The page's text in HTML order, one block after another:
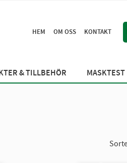
HEM OM OSS KONTAKT
& TILLBEHÖR MASKTEST